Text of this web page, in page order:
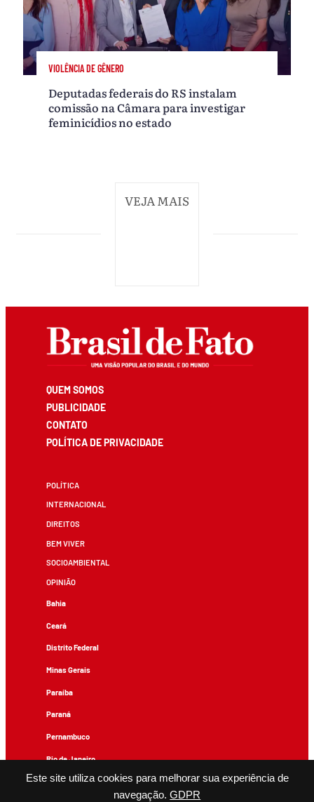
Este site utiliza cookies para melhorar sua experiência de
navegação. GDPR
VIOLÊNCIA DE GÊNERO
Deputadas federais do RS instalam
comissão na Câmara para investigar
feminicídios no estado
VEJA MAIS
QUEM SOMOS
PUBLICIDADE
CONTATO
POLÍTICA DE PRIVACIDADE
POLÍTICA
INTERNACIONAL
DIREITOS
BEM VIVER
SOCIOAMBIENTAL
OPINIÃO
Bahia
Ceará
Distrito Federal
Minas Gerais
Paraíba
Paraná
Pernambuco
Rio de Janeiro
Rio Grande do Sul